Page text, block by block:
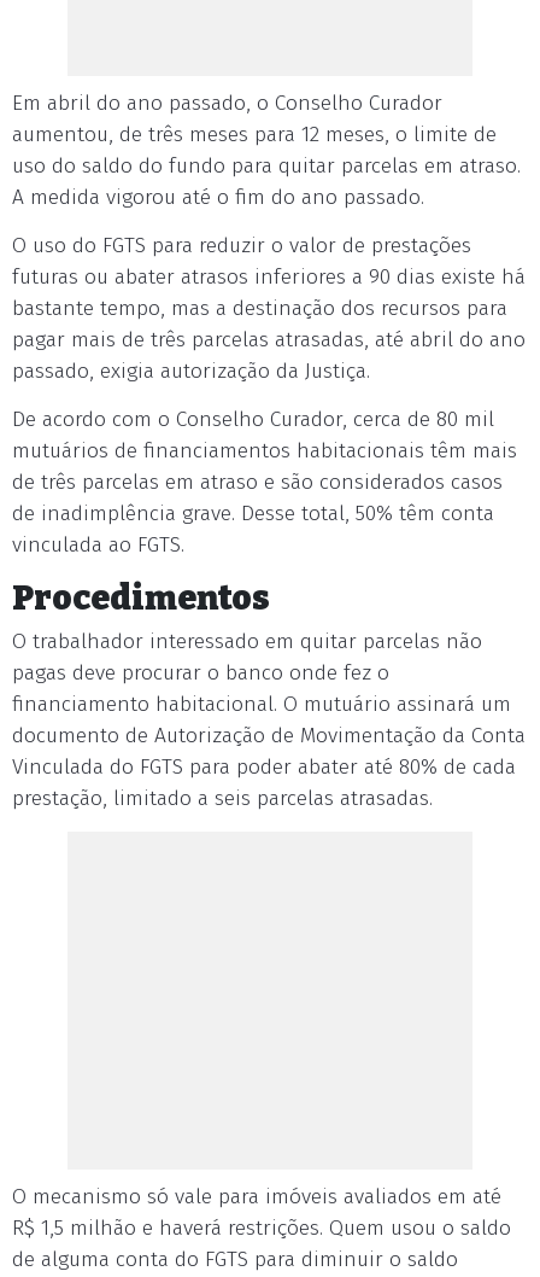
Em abril do ano passado, o Conselho Curador
aumentou, de três meses para 12 meses, o limite de
uso do saldo do fundo para quitar parcelas em atraso.
A medida vigorou até o fim do ano passado.
O uso do FGTS para reduzir o valor de prestações
futuras ou abater atrasos inferiores a 90 dias existe há
bastante tempo, mas a destinação dos recursos para
pagar mais de três parcelas atrasadas, até abril do ano
passado, exigia autorização da Justiça.
De acordo com o Conselho Curador, cerca de 80 mil
mutuários de financiamentos habitacionais têm mais
de três parcelas em atraso e são considerados casos
de inadimplência grave. Desse total, 50% têm conta
vinculada ao FGTS.
Procedimentos
O trabalhador interessado em quitar parcelas não
pagas deve procurar o banco onde fez o
financiamento habitacional. O mutuário assinará um
documento de Autorização de Movimentação da Conta
Vinculada do FGTS para poder abater até 80% de cada
prestação, limitado a seis parcelas atrasadas.
O mecanismo só vale para imóveis avaliados em até
R$ 1,5 milhão e haverá restrições. Quem usou o saldo
de alguma conta do FGTS para diminuir o saldo